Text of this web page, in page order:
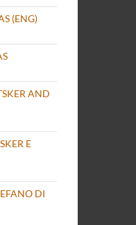
(ENG)
AND
E
DI